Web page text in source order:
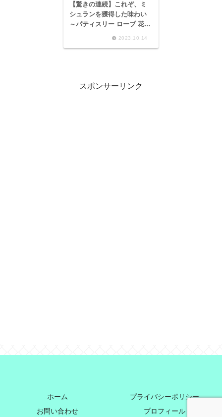
【驚きの連続】これぞ、ミ
シュランを獲得した味わい
～パティスリー ローブ 花鏡
2023.10.14
スポンサーリンク
ホーム
プライバシーポリシー
お問い合わせ
プロフィール